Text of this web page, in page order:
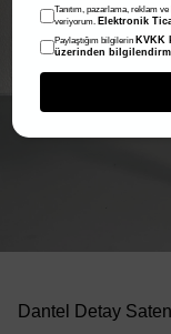
Dantel Detay
Tanıtım, pazarlama, reklam
veriyorum. Elektronik
Paylaştığım bilgilerin KVKK
üzerinden